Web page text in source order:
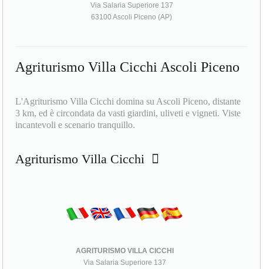
Via Salaria Superiore 137
63100 Ascoli Piceno (AP)
Agriturismo Villa Cicchi Ascoli Piceno
L'Agriturismo Villa Cicchi domina su Ascoli Piceno, distante
3 km, ed è circondata da vasti giardini, uliveti e vigneti. Viste
incantevoli e scenario tranquillo.
Agriturismo Villa Cicchi
AGRITURISMO VILLA CICCHI
Via Salaria Superiore 137